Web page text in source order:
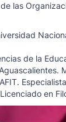
las
de la
en